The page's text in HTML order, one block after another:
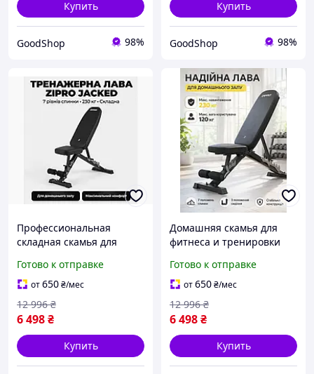
Купить
GoodShop 98%
Купить
GoodShop 98%
Профессиональная
складная скамья для
угла по высоте,
тренировочная
регулируемая скамья для
жима лежа
Готово к отправке
от650₴/мес
6 498₴
12 996 ₴
Купить
Домашняя скамья для
фитнеса и тренировки
положения спинки и
сиденья
Готово к отправке
от650₴/мес
6 498₴
12 996 ₴
Купить